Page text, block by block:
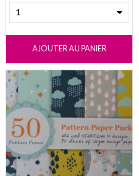
AJOUTER AU PANIER